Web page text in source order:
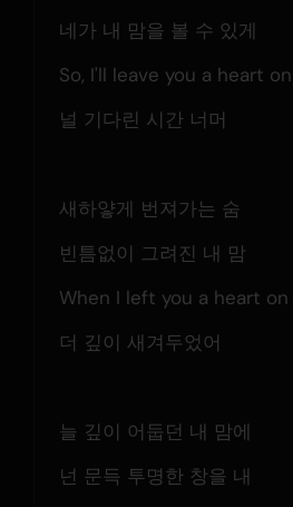
네가 내 맘을 볼 수 있게
So, I'll leave you a heart
널 기다린 시간 너머
새하얗게 번져가는 숨
빈틈없이 그려진 내 맘
When I left you a heart
더 깊이 새겨두었어
늘 깊이 어둡던 내 맘에
넌 문득 투명한 창을 내